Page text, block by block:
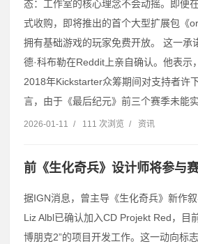
态：工作室的核心理念不会动摇。即便
式收购，即将推出的首个大型扩展包《
拥有基础游戏的玩家免费开放。 这一承
德·科布勒在Reddit上亲自确认。他表示
2018年Kickstarter众筹期间对支持者许
言，由于《最后纪元》前三个赛季未能实
2026-01-11 / 111 次浏览 / 资讯
前《生化奇兵》设计师将参与
据IGN消息，曾主导《生化奇兵》新作
Liz Albl已确认加入CD Projekt Red，目
博朋克2”的项目开发工作。这一动向标